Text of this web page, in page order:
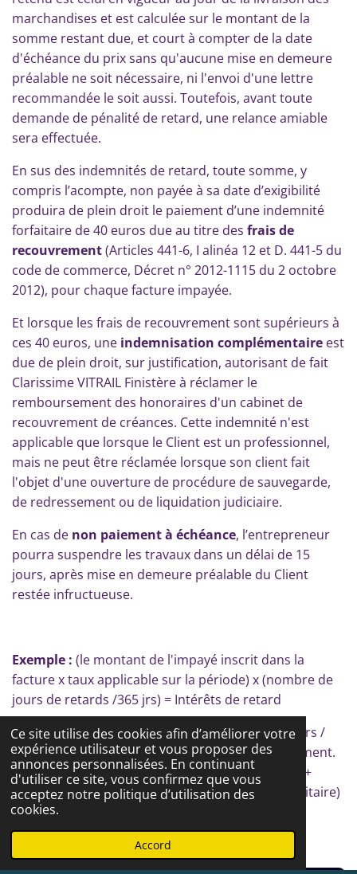
Ce site utilise des cookies afin d’améliorer votre
expérience utilisateur et vous proposer des
annonces personnalisées. En continuant
d'utiliser ce site, vous confirmez que vous
acceptez notre politique d’utilisation des
cookies.
Accord
marchandises et est calculée sur le montant de la
somme restant due, et court à compter de la date
d'échéance du prix sans qu'aucune mise en demeure
préalable ne soit nécessaire, ni l'envoi d'une lettre
recommandée le soit aussi. Toutefois, avant toute
demande de pénalité de retard, une relance amiable
sera effectuée.
En sus des indemnités de retard, toute somme, y
compris l’acompte, non payée à sa date d’exigibilité
produira de plein droit le paiement d’une indemnité
forfaitaire de 40 euros due au titre des frais de
recouvrement(Articles 441-6, I alinéa 12 et D. 441-5 du
code de commerce, Décret n° 2012-1115 du 2 octobre
2012), pour chaque facture impayée.
Et lorsque les frais de recouvrement sont supérieurs à
ces 40 euros, une indemnisation complémentaire est
due de plein droit, sur justification, autorisant de fait
Clarissime VITRAIL Finistère à réclamer le
remboursement des honoraires d'un cabinet de
recouvrement de créances. Cette indemnité n'est
applicable que lorsque le Client est un professionnel,
mais ne peut être réclamée lorsque son client fait
l'objet d'une ouverture de procédure de sauvegarde,
de redressement ou de liquidation judiciaire.
En cas de non paiement à échéance, l’entrepreneur
pourra suspendre les travaux dans un délai de 15
jours, après mise en demeure préalable du Client
restée infructueuse.
Exemple : (le montant de l'impayé inscrit dans la
facture x taux applicable sur la période) x (nombre de
jours de retards /365 jrs) = Intérêts de retard
(créance de 1000€ x taux 10%) x (retard de 10 jours /
365 jours) = 2,74€ de pénalités de retard de paiement.
Le Client devra donc : 1000€ (créance principale) +
2,74€ (pénalités de retard) + 40€ (indemnité forfaitaire)
= 1042,74€ au total.